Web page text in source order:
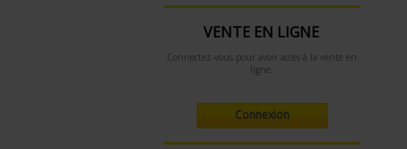
VENTE EN LIGNE
Connectez-vous pour avoir accès à la vente en
ligne.
Connexion